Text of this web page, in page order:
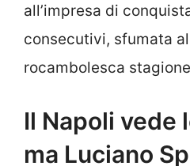
all’impresa di
consecutivi, sfumata
rocambolesca
Il Napoli vede
ma Luciano